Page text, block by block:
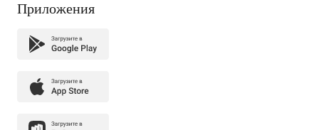
Приложения